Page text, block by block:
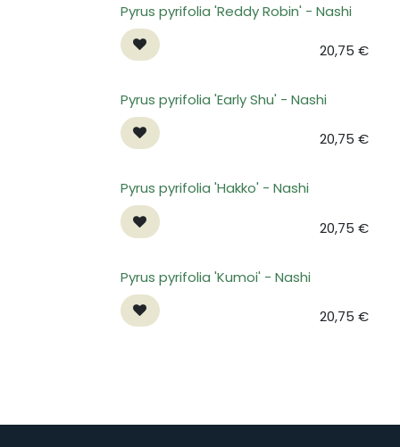
Pyrus pyrifolia 'Reddy Robin' - Nashi
20,75 €
Pyrus pyrifolia 'Early Shu' - Nashi
20,75 €
Pyrus pyrifolia 'Hakko' - Nashi
20,75 €
Pyrus pyrifolia 'Kumoi' - Nashi
20,75 €